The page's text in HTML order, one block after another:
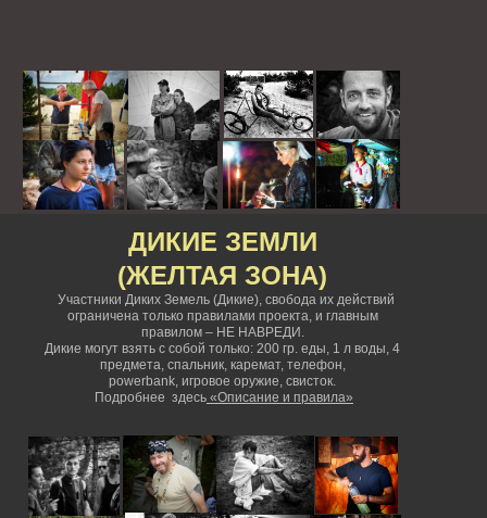
ДИКИЕ ЗЕМЛИ
(ЖЕЛТАЯ ЗОНА)
Участники Диких Земель (Дикие), свобода их действий
ограничена только правилами проекта, и главным
правилом – НЕ НАВРЕДИ.
Дикие могут взять с собой только: 200 гр. еды, 1 л воды, 4
предмета, спальник, каремат, телефон,
powerbank, игровое оружие, свисток.
Подробнее здесь «Описание и правила»